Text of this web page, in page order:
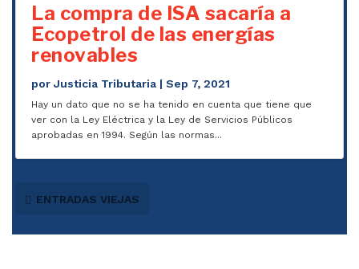
La compra de ISA sacaría a
Ecopetrol de las energías
renovables
porJusticia Tributaria |Sep 7, 2021
Hay un dato que no se ha tenido en cuenta que tiene que
ver con la Ley Eléctrica y la Ley de Servicios Públicos
aprobadas en 1994. Según las normas...
ENTRADAS VIEJAS